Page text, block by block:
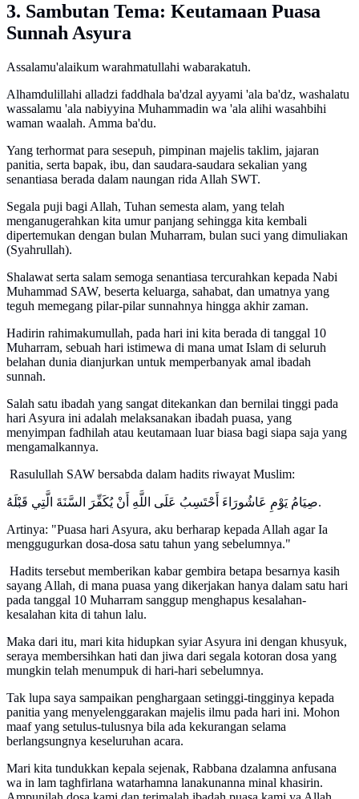
3. Sambutan Tema: Keutamaan Puasa
Sunnah Asyura
Assalamu'alaikum warahmatullahi wabarakatuh.
Alhamdulillahi alladzi faddhala ba'dzal ayyami 'ala ba'dz, washalatu
wassalamu 'ala nabiyyina Muhammadin wa 'ala alihi wasahbihi
waman waalah. Amma ba'du.
Yang terhormat para sesepuh, pimpinan majelis taklim, jajaran
panitia, serta bapak, ibu, dan saudara-saudara sekalian yang
senantiasa berada dalam naungan rida Allah SWT.
Segala puji bagi Allah, Tuhan semesta alam, yang telah
menganugerahkan kita umur panjang sehingga kita kembali
dipertemukan dengan bulan Muharram, bulan suci yang dimuliakan
(Syahrullah).
Shalawat serta salam semoga senantiasa tercurahkan kepada Nabi
Muhammad SAW, beserta keluarga, sahabat, dan umatnya yang
teguh memegang pilar-pilar sunnahnya hingga akhir zaman.
Hadirin rahimakumullah, pada hari ini kita berada di tanggal 10
Muharram, sebuah hari istimewa di mana umat Islam di seluruh
belahan dunia dianjurkan untuk memperbanyak amal ibadah
sunnah.
Salah satu ibadah yang sangat ditekankan dan bernilai tinggi pada
hari Asyura ini adalah melaksanakan ibadah puasa, yang
menyimpan fadhilah atau keutamaan luar biasa bagi siapa saja yang
mengamalkannya.
Rasulullah SAW bersabda dalam hadits riwayat Muslim:
صِيَامُ يَوْمِ عَاشُورَاءَ أَحْتَسِبُ عَلَى اللَّهِ أَنْ يُكَفِّرَ السَّنَةَ الَّتِي قَبْلَهُ.
Artinya: "Puasa hari Asyura, aku berharap kepada Allah agar Ia
menggugurkan dosa-dosa satu tahun yang sebelumnya."
Hadits tersebut memberikan kabar gembira betapa besarnya kasih
sayang Allah, di mana puasa yang dikerjakan hanya dalam satu hari
pada tanggal 10 Muharram sanggup menghapus kesalahan-
kesalahan kita di tahun lalu.
Maka dari itu, mari kita hidupkan syiar Asyura ini dengan khusyuk,
seraya membersihkan hati dan jiwa dari segala kotoran dosa yang
mungkin telah menumpuk di hari-hari sebelumnya.
Tak lupa saya sampaikan penghargaan setinggi-tingginya kepada
panitia yang menyelenggarakan majelis ilmu pada hari ini. Mohon
maaf yang setulus-tulusnya bila ada kekurangan selama
berlangsungnya keseluruhan acara.
Mari kita tundukkan kepala sejenak, Rabbana dzalamna anfusana
wa in lam taghfirlana watarhamna lanakunanna minal khasirin.